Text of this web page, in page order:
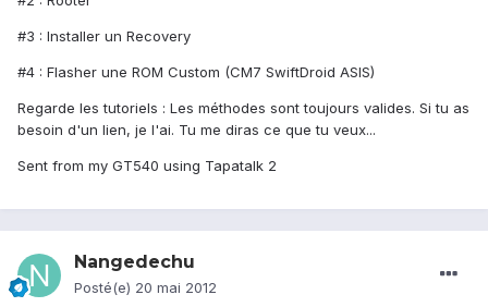
#3 : Installer un Recovery
#4 : Flasher une ROM Custom (CM7 SwiftDroid ASIS)
Regarde les tutoriels : Les méthodes sont toujours valides. Si tu as
besoin d'un lien, je l'ai. Tu me diras ce que tu veux...
Sent from my GT540 using Tapatalk 2
Nangedechu
Posté(e) 20 mai 2012